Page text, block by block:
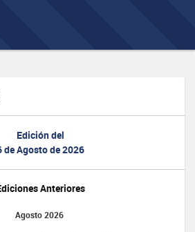
Edición del
de Agosto de 2026
Anteriores
Agosto 2026